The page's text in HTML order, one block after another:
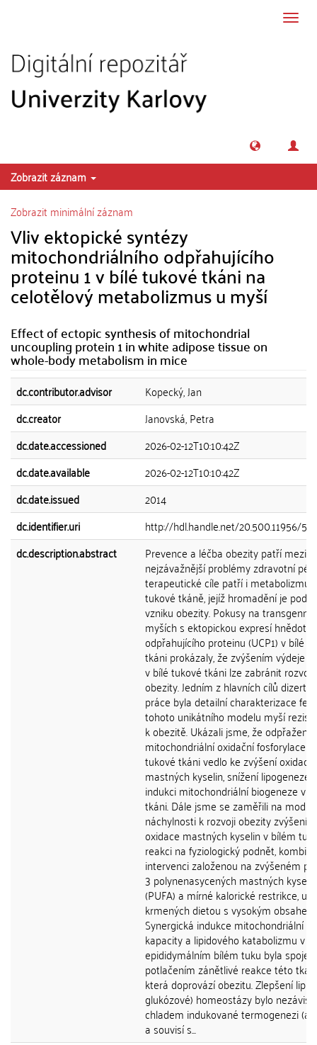
Zobrazit záznam
Zobrazit minimální záznam
Vliv ektopické syntézy
mitochondriálního odpřahujícího
proteinu 1 v bílé tukové tkáni na
celotělový metabolizmus u myší
Effect of ectopic synthesis of mitochondrial
uncoupling protein 1 in white adipose tissue on
whole-body metabolism in mice
dc.contributor.advisor
Kopecký, Jan
dc.creator
Janovská, Petra
dc.date.accessioned
2026-02-12T10:10:42Z
dc.date.available
2026-02-12T10:10:42Z
dc.date.issued
2014
dc.identifier.uri
http://hdl.handle.net/20.500.11956/
dc.description.abstract
Prevence a léčba obezity patří mezi
nejzávažnější problémy zdravotní
terapeutické cíle patří i metabolizmus
tukové tkáně, jejíž hromadění je
vzniku obezity. Pokusy na
myších s ektopickou expresí
odpřahujícího proteinu (UCP1) v bílé
tkáni prokázaly, že zvýšením výdeje
v bílé tukové tkáni lze zabránit rozvoji
obezity. Jedním z hlavních cílů
práce byla detailní charakterizace
tohoto unikátního modelu myší
k obezitě. Ukázali jsme, že odpřažení
mitochondriální oxidační fosforylace
tukové tkáni vedlo ke zvýšení oxidace
mastných kyselin, snížení lipogeneze
indukci mitochondriální biogeneze v
tkáni. Dále jsme se zaměřili na
náchylnosti k rozvoji obezity zvýšením
oxidace mastných kyselin v bílém
reakci na fyziologický podnět,
intervenci založenou na zvýšeném
3 polynenasycených mastných kyselin
(PUFA) a mírné kalorické restrikce, u
krmených dietou s vysokým
Synergická indukce mitochondriální
kapacity a lipidového katabolizmu v
epididymálním bílém tuku byla
potlačením zánětlivé reakce této
která doprovází obezitu. Zlepšení
glukózové) homeostázy bylo
chladem indukované termogenezi (a
a souvisí s...